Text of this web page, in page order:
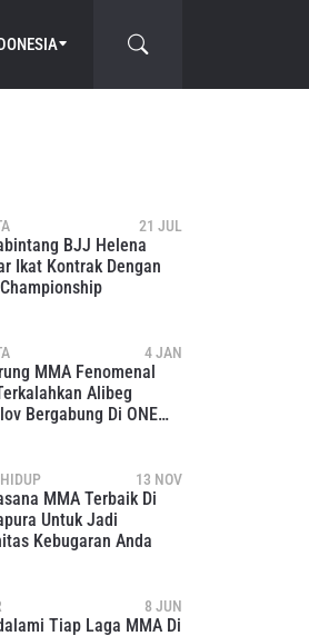
21 JUL
BJJ Helena
Ikat Kontrak Dengan
4 JAN
MMA Fenomenal
Alibeg
Bergabung Di ONE
13 NOV
MMA Terbaik Di
Untuk Jadi
Kebugaran Anda
8 JUN
Tiap Laga MMA Di